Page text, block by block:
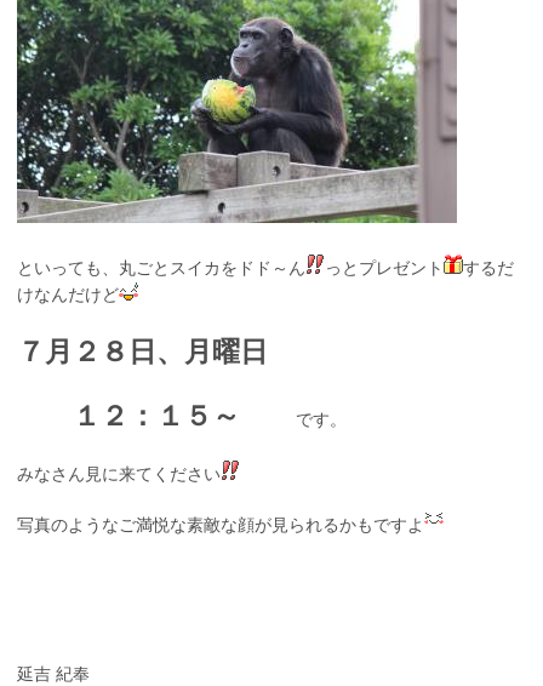
といっても、丸ごとスイカをドド～ん っとプレゼント
するだ
けなんだけど
７月２８日、月曜日
１２：１５～ です。
みなさん見に来てください
写真のようなご満悦な素敵な顔が見られるかもですよ
延吉 紀奉